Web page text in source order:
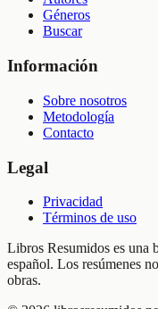
Géneros
Buscar
Información
Sobre nosotros
Metodología
Contacto
Legal
Privacidad
Términos de uso
Libros Resumidos es una
español. Los resúmenes
obras.